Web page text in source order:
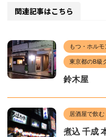
関連記事はこちら
もつ・ホル
東京都のB級
鈴木屋
居酒屋で飲む
煮込 千成